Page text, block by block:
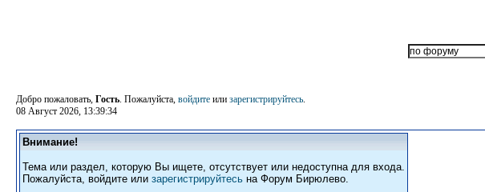
Добро пожаловать, Гость. Пожалуйста, войдите или зарегистрируйтесь.
08 Август 2026, 13:39:34
Внимание!
Тема или раздел, которую Вы ищете, отсутствует или недоступна для входа.
Пожалуйста, войдите или зарегистрируйтесь на Форум Бирюлево.